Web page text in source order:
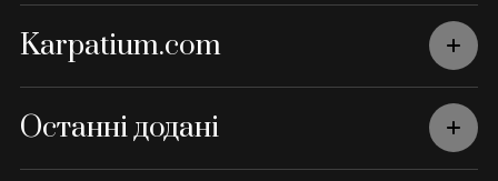
Karpatium.com
Останні додані